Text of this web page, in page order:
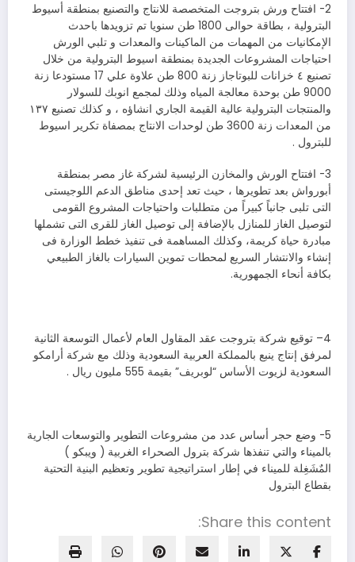
2- افتتاح ورش بتروجت المتخصصة للانتاج والتصنيع بمنطقة أسيوط
البترولية ، بطاقة حوالى 1800 طن سنويا تم تزويدها باحدث
الإمكانيات من المهمات من الماكينات والمعدات و تلبي الورش
احتياجات المشروعات الجديدة بمنطقة اسيوط البترولية من خلال
تصنيع ٤ خزانات للبوتاجاز زنة 800 طن علاوة علي 17 مستودعا زنة
9000 طن بوحدة معالجة المياه وذلك لمجمع انوبك للسولار
والمنتجات البترولية عالية القيمة الجاري انشاؤه ، و كذلك تصنيع ١٣٧
من المعدات زنة 3600 طن لوحدات الانتاج بمصفاة تكرير اسيوط
للبترول .
3- افتتاح الورش والمخازن الرئيسية لشركة غاز مصر بمنطقة
أبورواش بعد تطويرها ، حيث تعد إحدى مناطق الدعم اللوجيستى
التى تلبى جانباً كبيراً من متطلبات واحتياجات المشروع القومى
لتوصيل الغاز للمنازل بالإضافة إلى توصيل الغاز للقرى التى تشملها
مبادرة حياة كريمة، وكذلك المساهمة فى تنفيذ خطط الوزارة فى
إنشاء والانتشار السريع لمحطات تموين السيارات بالغاز الطبيعي
بكافة أنحاء الجمهورية.
4– توقيع شركة بتروجت عقد المقاول العام لأعمال التوسعة الثانية
لمرفق إنتاج ينبع بالمملكة العربية السعودية وذلك مع شركة أرامكو
السعودية لزيوت الأساس “لوبريف” بقيمة 555 مليون ريال .
5- وضع حجر أساس عدد من مشروعات التطوير والتوسعات الجارية
بالميناء والتي تنفذها شركة بترول الصحراء الغربية ( ويبكو )
المٌشَغِلة للميناء في إطار استراتيجية تطوير وتعظيم البنية التحتية
بقطاع البترول
Share this content: